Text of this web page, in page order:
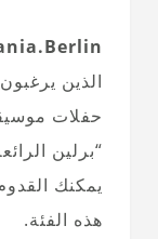
الذين
حفلات
“برلين
يمكنك
هذه الفئة.